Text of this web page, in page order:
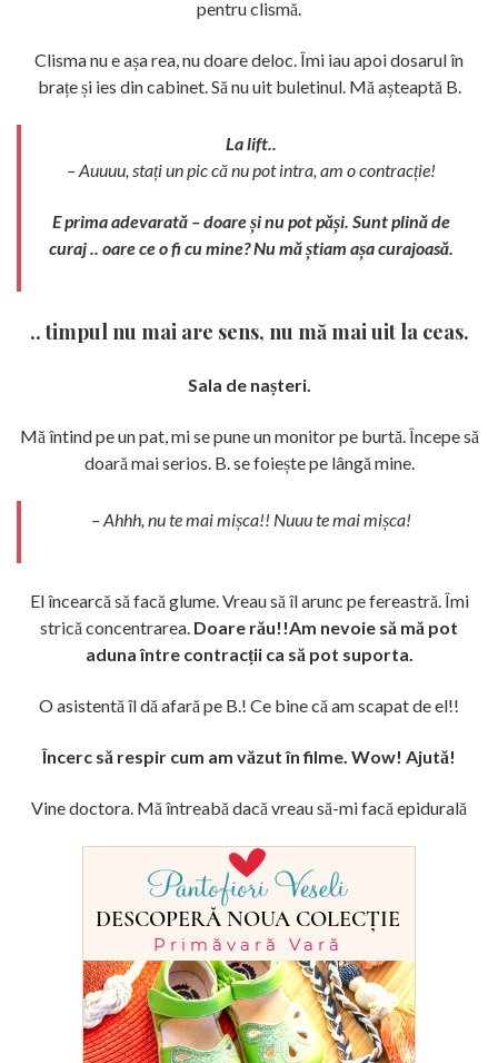
pentru clismă.
Clisma nu e așa rea, nu doare deloc. Îmi iau apoi dosarul în
brațe și ies din cabinet. Să nu uit buletinul. Mă așteaptă B.
La lift..
– Auuuu, stați un pic că nu pot intra, am o contracție!
E prima adevarată – doare și nu pot păși. Sunt plină de
curaj .. oare ce o fi cu mine? Nu mă știam așa curajoasă.
.. timpul nu mai are sens, nu mă mai uit la ceas.
Sala de nașteri.
Mă întind pe un pat, mi se pune un monitor pe burtă. Începe să
doară mai serios. B. se foiește pe lângă mine.
– Ahhh, nu te mai mișca!! Nuuu te mai mișca!
El încearcă să facă glume. Vreau să îl arunc pe fereastră. Îmi
strică concentrarea. Doare rău!!Am nevoie să mă pot
aduna între contracții ca să pot suporta.
O asistentă îl dă afară pe B.! Ce bine că am scapat de el!!
Încerc să respir cum am văzut în filme. Wow! Ajută!
Vine doctora. Mă întreabă dacă vreau să-mi facă epidurală